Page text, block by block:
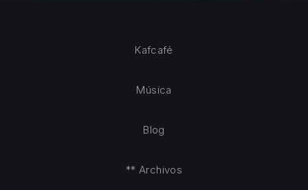
Kafcafé
Música
Blog
** Archivos